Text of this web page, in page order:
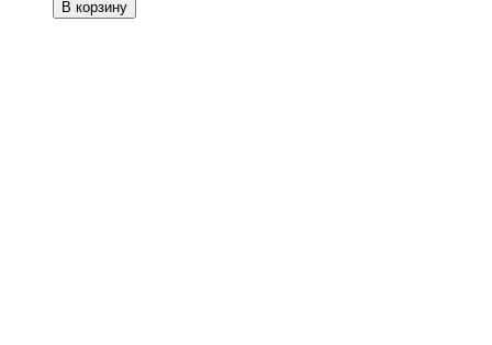
В корзину